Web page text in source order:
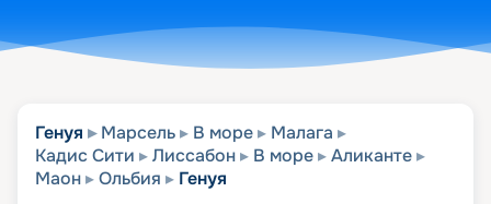
Генуя Марсель В море
Малага
Кадис Сити
Лиссабон В море
Аликанте
Маон
Ольбия Генуя